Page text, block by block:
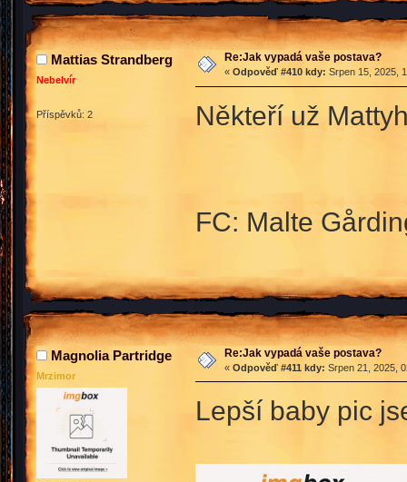
Mattias Strandberg
Nebelvír
Příspěvků: 2
Re:Jak vypadá vaše postava?
« Odpověď #410 kdy: Srpen 15, 2025,
Někteří už
FC: Malte
Magnolia Partridge
Mrzimor
Re:Jak vypadá vaše postava?
« Odpověď #411 kdy: Srpen 21, 2025,
Lepší baby pic